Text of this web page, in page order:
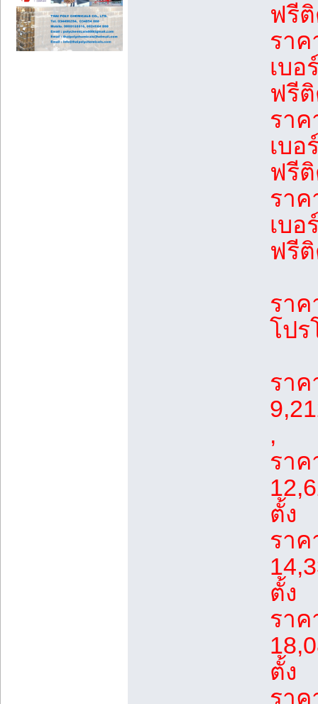
ฟรี
รา
เบอ
ฟรี
รา
เบอ
ฟรี
รา
เบอ
ฟรี
รา
โปร
รา
,
รา
ตั้ง
รา
ตั้ง
รา
ตั้ง
รา